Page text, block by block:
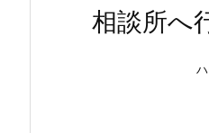
相談所へ